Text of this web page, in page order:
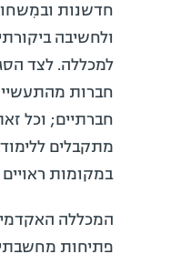
חדשנות
ולחשיבה
למכללה. לצד
חברות
חברתיים; וכל
מתקבלים
במקומות
המכללה
פתיחות